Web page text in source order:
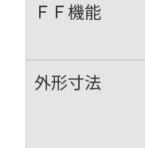
ＦＦ機能
外形寸法